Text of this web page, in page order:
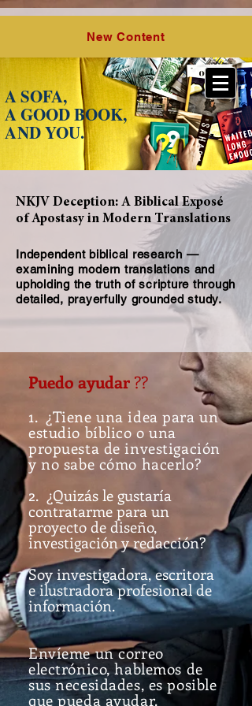
the Hope of Israel, LLC
NKJV Deception: A Biblical Exposé
of Apostasy in Modern Translations
Independent biblical research —
examining modern translations and
upholding the truth of scripture through
detailed, prayerfully grounded study.
A SOFA,
A GOOD BOOK,
AND YOU.
New Content
Puedo ayudar ??
1. ¿Tiene una idea para un
estudio bíblico o una
propuesta de investigación
y no sabe cómo hacerlo?
2. ¿Quizás le gustaría
contratarme para un
proyecto de diseño,
investigación y redacción?
Soy investigadora, escritora
e ilustradora profesional de
información.
Envíeme un correo
electrónico, hablemos de
sus necesidades, es posible
que pueda ayudar.